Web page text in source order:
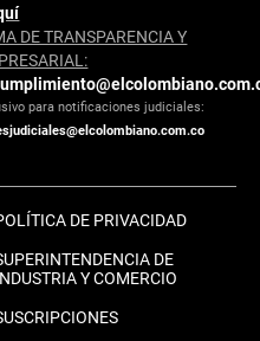
DE TRANSPARENCIA Y
para notificaciones judiciales:
DE PRIVACIDAD
DE
Y COMERCIO